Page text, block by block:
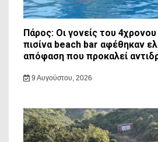
Πάρος: Οι γονείς του
πισίνα beach bar αφέθηκαν
απόφαση που προκαλεί
9 Αυγούστου, 2026